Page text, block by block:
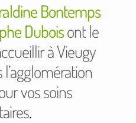
Bontemps
Duboisont le
à Vieugy
vos soins
.